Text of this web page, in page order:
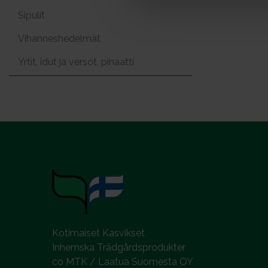
Sipulit
Vihanneshedelmät
Yrtit, idut ja versot, pinaatti
Kotimaiset Kasvikset
Inhemska Trädgårdsprodukter
co MTK / Laatua Suomesta OY